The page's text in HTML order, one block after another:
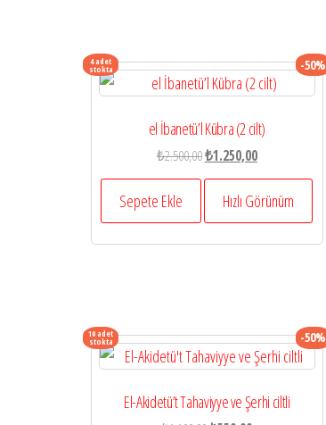
4 adet
stokta -50%
el İbanetü’l Kübra (2 cilt)
₺2.500,00Orijinal
fiyat:
₺2.500,00.
₺1.250,00Şu
andaki
fiyat:
₺1.250,00.
Sepete Ekle Hızlı Görünüm
10 adet
stokta -50%
El-Akidetü’t Tahaviyye ve Şerhi ciltli